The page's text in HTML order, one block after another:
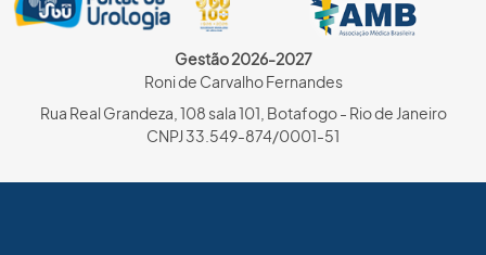
Gestão 2026-2027
Roni de Carvalho Fernandes
Rua Real Grandeza, 108 sala 101, Botafogo - Rio de Janeiro
CNPJ 33.549-874/0001-51